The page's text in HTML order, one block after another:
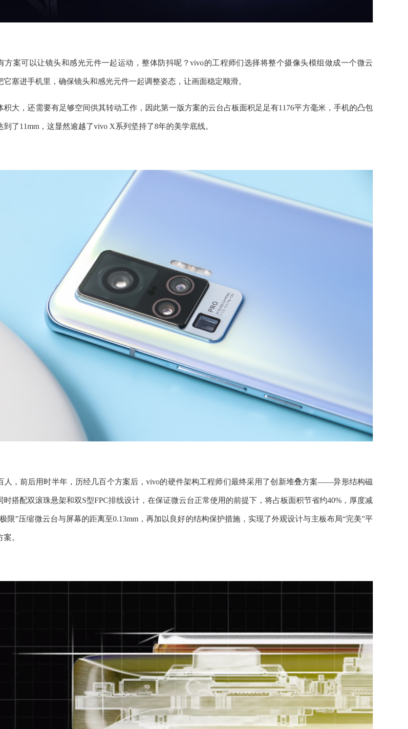
方案可以让镜头和感光元件一起运动，整体防抖呢？vivo的工程师们选择将整个摄像头模组做成一个微云
它塞进手机里，确保镜头和感光元件一起调整姿态，让画面稳定顺滑。
积大，还需要有足够空间供其转动工作，因此第一版方案的云台占板面积足足有1176平方毫米，手机的凸包
到了11mm，这显然逾越了vivo X系列坚持了8年的美学底线。
人，前后用时半年，历经几百个方案后，vivo的硬件架构工程师们最终采用了创新堆叠方案——异形结构磁
时搭配双滚珠悬架和双S型FPC排线设计，在保证微云台正常使用的前提下，将占板面积节省约40%，厚度减
限”压缩微云台与屏幕的距离至0.13mm，再加以良好的结构保护措施，实现了外观设计与主板布局“完美”平
。